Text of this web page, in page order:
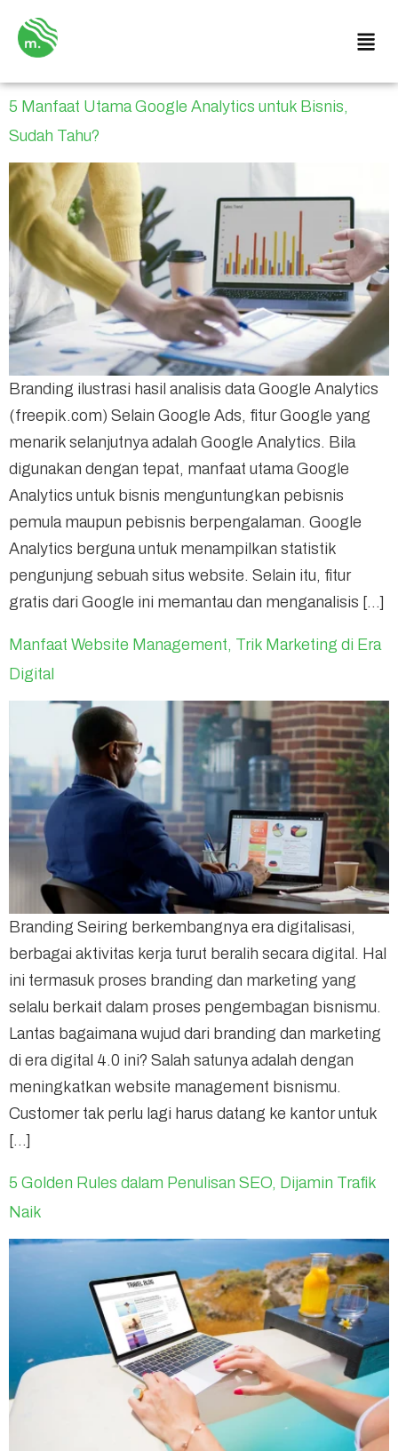
5 Manfaat Utama Google Analytics untuk Bisnis,
Sudah Tahu?
Branding ilustrasi hasil analisis data Google Analytics
(freepik.com) Selain Google Ads, fitur Google yang
menarik selanjutnya adalah Google Analytics. Bila
digunakan dengan tepat, manfaat utama Google
Analytics untuk bisnis menguntungkan pebisnis
pemula maupun pebisnis berpengalaman. Google
Analytics berguna untuk menampilkan statistik
pengunjung sebuah situs website. Selain itu, fitur
gratis dari Google ini memantau dan menganalisis […]
Manfaat Website Management, Trik Marketing di Era
Digital
Branding Seiring berkembangnya era digitalisasi,
berbagai aktivitas kerja turut beralih secara digital. Hal
ini termasuk proses branding dan marketing yang
selalu berkait dalam proses pengembagan bisnismu.
Lantas bagaimana wujud dari branding dan marketing
di era digital 4.0 ini? Salah satunya adalah dengan
meningkatkan website management bisnismu.
Customer tak perlu lagi harus datang ke kantor untuk
[…]
5 Golden Rules dalam Penulisan SEO, Dijamin Trafik
Naik